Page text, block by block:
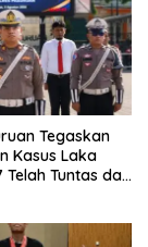
Tegaskan
Kasus Laka
Telah Tuntas dan